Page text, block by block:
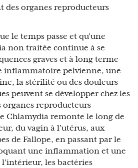
des organes reproducteurs
le temps passe et qu'une
non traitée continue à se
graves et à long terme
inflammatoire pelvienne, une
la stérilité ou des douleurs
peuvent se développer chez les
organes reproducteurs
Chlamydia remonte le long de
du vagin à l'utérus, aux
de Fallope, en passant par le
une inflammation et une
les bactéries